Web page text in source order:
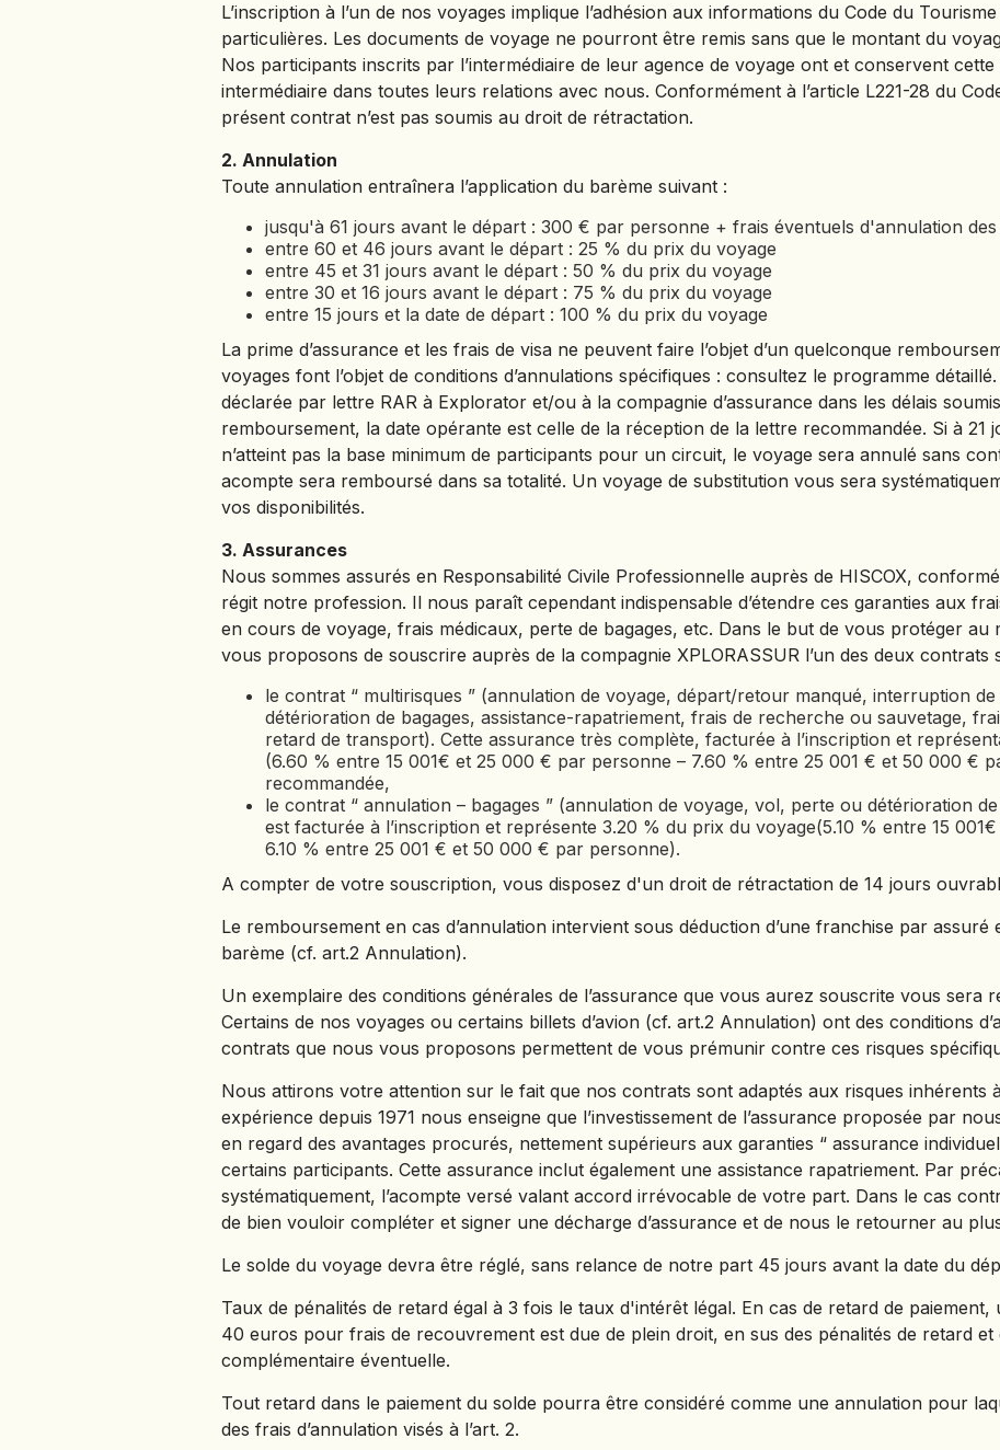
GRÈCE
GUATEMALA
GUINÉE-BISSAU
GUINÉE CONAKRY
INDONÉSIE
IRAQ
JAPON
JORDANIE
KAZAKHSTAN
KENYA
KOSOVO
LIBÉRIA
LITUANIE
MACÉDOINE DU NORD
MAROC
MAURITANIE
MEXIQUE
MONGOLIE
MONTÉNÉGRO
NAMIBIE
NICARAGUA
OUGANDA
OUZBÉKISTAN
PAKISTAN
PANAMA
PÉROU
PHILIPPINES
RÉUNION
ROUMANIE
SALVADOR
SIERRA LEONE
L’inscription à l’un de nos voyages implique l’adhésion aux informations du Code du
particulières. Les documents de voyage ne pourront être remis sans que le montant du
Nos participants inscrits par l’intermédiaire de leur agence de voyage ont et conservent
intermédiaire dans toutes leurs relations avec nous. Conformément à l’article L221-28 du
présent contrat n’est pas soumis au droit de rétractation.
2. Annulation
Toute annulation entraînera l’application du barème suivant :
jusqu'à 61 jours avant le départ : 300 € par personne + frais éventuels d'annulation
entre 60 et 46 jours avant le départ : 25 % du prix du voyage
entre 45 et 31 jours avant le départ : 50 % du prix du voyage
entre 30 et 16 jours avant le départ : 75 % du prix du voyage
entre 15 jours et la date de départ : 100 % du prix du voyage
La prime d’assurance et les frais de visa ne peuvent faire l’objet d’un quelconque
voyages font l’objet de conditions d’annulations spécifiques : consultez le programme
déclarée par lettre RAR à Explorator et/ou à la compagnie d’assurance dans les délais
remboursement, la date opérante est celle de la réception de la lettre recommandée. Si à 21
n’atteint pas la base minimum de participants pour un circuit, le voyage sera annulé sans
acompte sera remboursé dans sa totalité. Un voyage de substitution vous sera
vos disponibilités.
3. Assurances
Nous sommes assurés en Responsabilité Civile Professionnelle auprès de HISCOX,
régit notre profession. Il nous paraît cependant indispensable d’étendre ces garanties aux
en cours de voyage, frais médicaux, perte de bagages, etc. Dans le but de vous protéger au
vous proposons de souscrire auprès de la compagnie XPLORASSUR l’un des deux contrats
le contrat “ multirisques ” (annulation de voyage, départ/retour manqué, interruption
détérioration de bagages, assistance-rapatriement, frais de recherche ou sauvetage,
retard de transport). Cette assurance très complète, facturée à l’inscription et
(6.60 % entre 15 001€ et 25 000 € par personne – 7.60 % entre 25 001 € et 50 000 €
recommandée,
le contrat “ annulation – bagages ” (annulation de voyage, vol, perte ou détérioration
est facturée à l’inscription et représente 3.20 % du prix du voyage(5.10 % entre 15
6.10 % entre 25 001 € et 50 000 € par personne).
A compter de votre souscription, vous disposez d'un droit de rétractation de 14 jours
Le remboursement en cas d’annulation intervient sous déduction d’une franchise par assuré
barème (cf. art.2 Annulation).
Un exemplaire des conditions générales de l’assurance que vous aurez souscrite vous sera
Certains de nos voyages ou certains billets d’avion (cf. art.2 Annulation) ont des conditions
contrats que nous vous proposons permettent de vous prémunir contre ces risques
Nous attirons votre attention sur le fait que nos contrats sont adaptés aux risques inhérents
expérience depuis 1971 nous enseigne que l’investissement de l’assurance proposée par
en regard des avantages procurés, nettement supérieurs aux garanties “ assurance
certains participants. Cette assurance inclut également une assistance rapatriement. Par
systématiquement, l’acompte versé valant accord irrévocable de votre part. Dans le cas
de bien vouloir compléter et signer une décharge d’assurance et de nous le retourner au
Le solde du voyage devra être réglé, sans relance de notre part 45 jours avant la date du
Taux de pénalités de retard égal à 3 fois le taux d'intérêt légal. En cas de retard de
40 euros pour frais de recouvrement est due de plein droit, en sus des pénalités de retard et
complémentaire éventuelle.
Tout retard dans le paiement du solde pourra être considéré comme une annulation pour
des frais d’annulation visés à l’art. 2.